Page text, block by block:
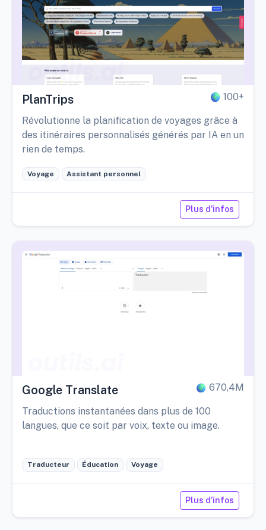
PlanTrips 100+
Révolutionne la planification de voyages grâce à
des itinéraires personnalisés générés par IA en un
rien de temps.
Voyage Assistant personnel
Plus d'infos
Google Translate 670,4M
Traductions instantanées dans plus de 100
langues, que ce soit par voix, texte ou image.
Traducteur Éducation Voyage
Plus d'infos